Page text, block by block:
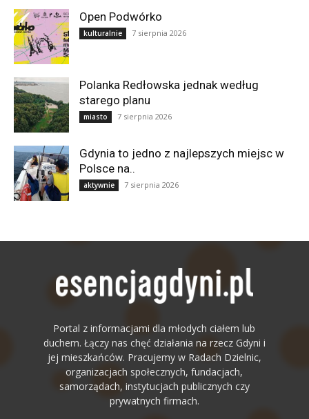
Open Podwórko
kulturalnie 7 sierpnia 2026
Polanka Redłowska jednak według
starego planu
miasto 7 sierpnia 2026
Gdynia to jedno z najlepszych miejsc w
Polsce na..
aktywnie 7 sierpnia 2026
Portal z informacjami dla młodych ciałem lub
duchem. Łączy nas chęć działania na rzecz Gdyni i
jej mieszkańców. Pracujemy w Radach Dzielnic,
organizacjach społecznych, fundacjach,
samorządach, instytucjach publicznych czy
prywatnych firmach.